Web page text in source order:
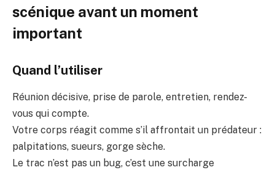
scénique avant un moment
important
Quand l’utiliser
Réunion décisive, prise de parole, entretien, rendez-
vous qui compte.
Votre corps réagit comme s’il affrontait un prédateur :
palpitations, sueurs, gorge sèche.
Le trac n’est pas un bug, c’est une surcharge